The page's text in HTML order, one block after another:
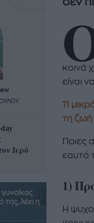
κοινά
είναι
11
τη ζωή
Ποιες
εαυτό
1)
Η
Ιερό
που θα
γυναίκας
της, λέει η